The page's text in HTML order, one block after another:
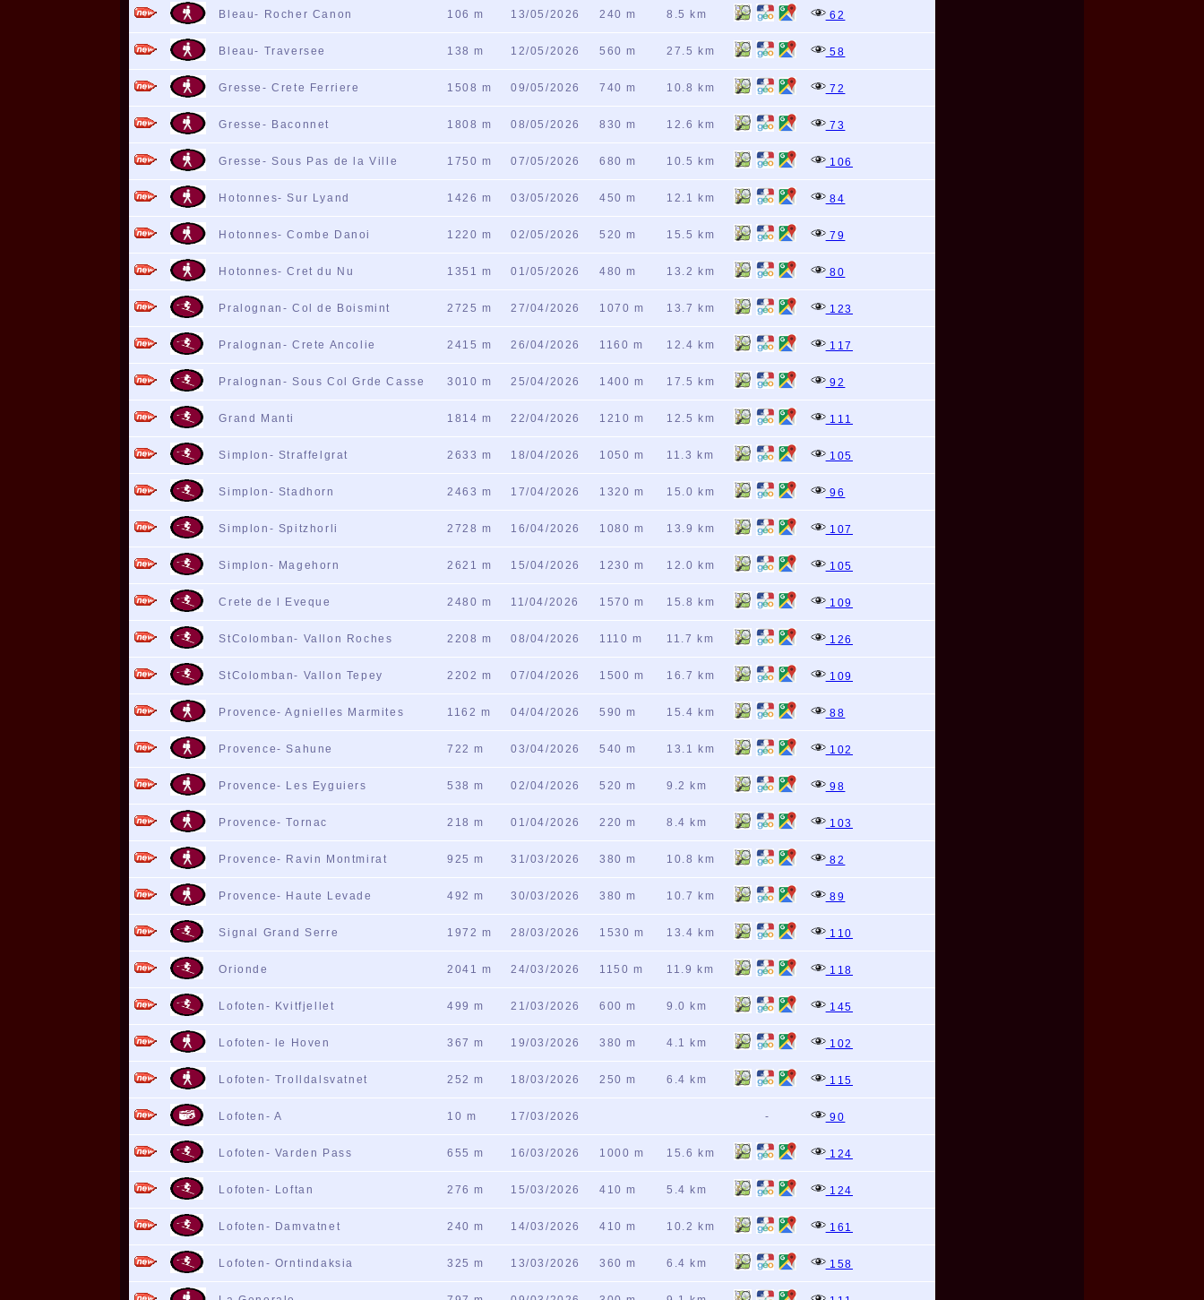
Bleau- Rocher Canon 106 m 13/05/2026 240 m 8.5 km 62
Bleau- Traversee 138 m 12/05/2026 560 m 27.5 km 58
Gresse- Crete Ferriere 1508 m 09/05/2026 740 m 10.8 km 72
Gresse- Baconnet 1808 m 08/05/2026 830 m 12.6 km 73
Gresse- Sous Pas de la Ville 1750 m 07/05/2026 680 m 10.5 km 106
Hotonnes- Sur Lyand 1426 m 03/05/2026 450 m 12.1 km 84
Hotonnes- Combe Danoi 1220 m 02/05/2026 520 m 15.5 km 79
Hotonnes- Cret du Nu 1351 m 01/05/2026 480 m 13.2 km 80
Pralognan- Col de Boismint 2725 m 27/04/2026 1070 m 13.7 km 123
Pralognan- Crete Ancolie 2415 m 26/04/2026 1160 m 12.4 km 117
Pralognan- Sous Col Grde Casse 3010 m 25/04/2026 1400 m 17.5 km 92
Grand Manti 1814 m 22/04/2026 1210 m 12.5 km 111
Simplon- Straffelgrat 2633 m 18/04/2026 1050 m 11.3 km 105
Simplon- Stadhorn 2463 m 17/04/2026 1320 m 15.0 km 96
Simplon- Spitzhorli 2728 m 16/04/2026 1080 m 13.9 km 107
Simplon- Magehorn 2621 m 15/04/2026 1230 m 12.0 km 105
Crete de l Eveque 2480 m 11/04/2026 1570 m 15.8 km 109
StColomban- Vallon Roches 2208 m 08/04/2026 1110 m 11.7 km 126
StColomban- Vallon Tepey 2202 m 07/04/2026 1500 m 16.7 km 109
Provence- Agnielles Marmites 1162 m 04/04/2026 590 m 15.4 km 88
Provence- Sahune 722 m 03/04/2026 540 m 13.1 km 102
Provence- Les Eyguiers 538 m 02/04/2026 520 m 9.2 km 98
Provence- Tornac 218 m 01/04/2026 220 m 8.4 km 103
Provence- Ravin Montmirat 925 m 31/03/2026 380 m 10.8 km 82
Provence- Haute Levade 492 m 30/03/2026 380 m 10.7 km 89
Signal Grand Serre 1972 m 28/03/2026 1530 m 13.4 km 110
Orionde 2041 m 24/03/2026 1150 m 11.9 km 118
Lofoten- Kvitfjellet 499 m 21/03/2026 600 m 9.0 km 145
Lofoten- le Hoven 367 m 19/03/2026 380 m 4.1 km 102
Lofoten- Trolldalsvatnet 252 m 18/03/2026 250 m 6.4 km 115
Lofoten- A 10 m 17/03/2026 - 90
Lofoten- Varden Pass 655 m 16/03/2026 1000 m 15.6 km 124
Lofoten- Loftan 276 m 15/03/2026 410 m 5.4 km 124
Lofoten- Damvatnet 240 m 14/03/2026 410 m 10.2 km 161
Lofoten- Orntindaksia 325 m 13/03/2026 360 m 6.4 km 158